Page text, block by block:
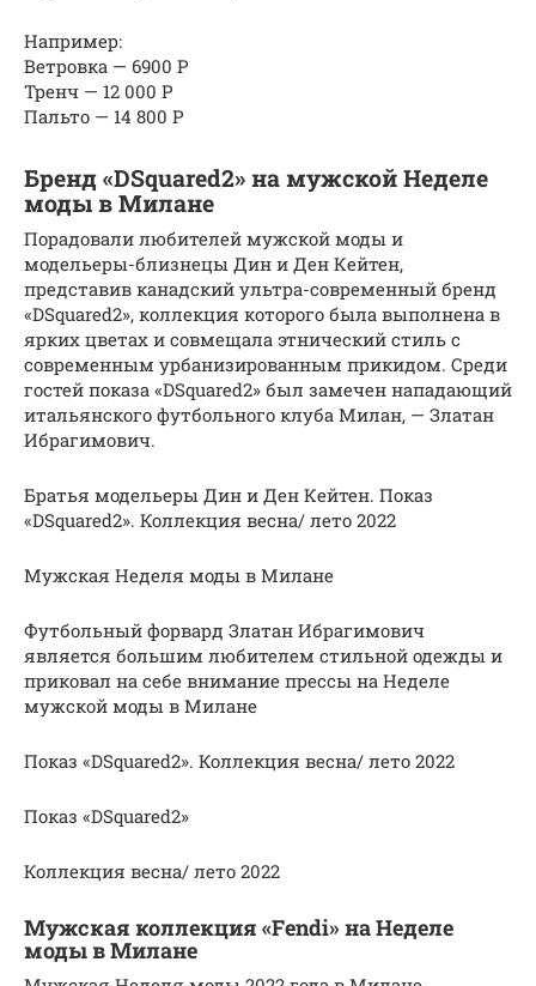
Например:
Ветровка — 6900 Р
Тренч — 12 000 Р
Пальто — 14 800 Р
Бренд «DSquared2» на мужской Неделе
моды в Милане
Порадовали любителей мужской моды и
модельеры-близнецы Дин и Ден Кейтен,
представив канадский ультра-современный бренд
«DSquared2», коллекция которого была выполнена в
ярких цветах и совмещала этнический стиль с
современным урбанизированным прикидом. Среди
гостей показа «DSquared2» был замечен нападающий
итальянского футбольного клуба Милан, — Златан
Ибрагимович.
Братья модельеры Дин и Ден Кейтен. Показ
«DSquared2». Коллекция весна/ лето 2022
Мужская Неделя моды в Милане
Футбольный форвард Златан Ибрагимович
является большим любителем стильной одежды и
приковал на себе внимание прессы на Неделе
мужской моды в Милане
Показ «DSquared2». Коллекция весна/ лето 2022
Показ «DSquared2»
Коллекция весна/ лето 2022
Мужская коллекция «Fendi» на Неделе
моды в Милане